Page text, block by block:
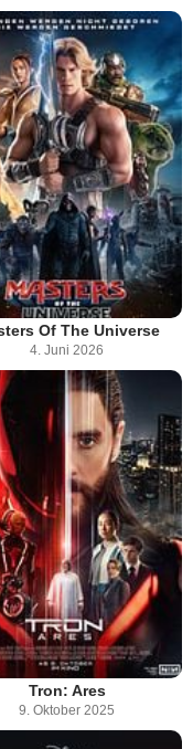
Of The Universe
4. Juni 2026
Tron: Ares
9. Oktober 2025